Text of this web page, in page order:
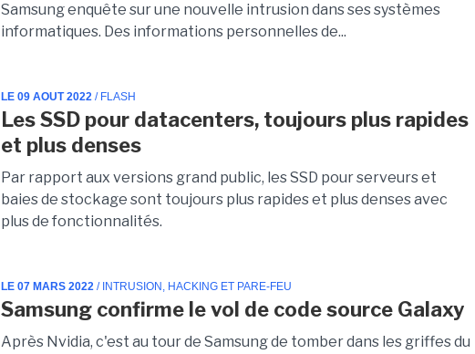
Samsung enquête sur une nouvelle intrusion dans ses systèmes
informatiques. Des informations personnelles de...
LE 09 AOUT 2022 / FLASH
Les SSD pour datacenters, toujours plus rapides
et plus denses
Par rapport aux versions grand public, les SSD pour serveurs et
baies de stockage sont toujours plus rapides et plus denses avec
plus de fonctionnalités.
LE 07 MARS 2022 / INTRUSION, HACKING ET PARE-FEU
Samsung confirme le vol de code source Galaxy
Après Nvidia, c'est au tour de Samsung de tomber dans les griffes du